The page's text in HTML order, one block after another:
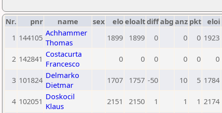
Nr. pnr name sex eloeloaltdiffabg anz pkt eloi
1 144105 Achhammer
Thomas
1899 1899 0 0 0 1923
2 142841 Costacurta
Francesco
0 0 0 0 0 0
3 101824 Delmarko
Dietmar
1707 1757 -50 10 5 1784
4 102051 Doskocil
Klaus
2151 2150 1 1 1 2174